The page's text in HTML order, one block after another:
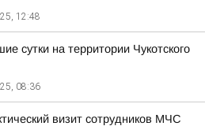
12:48
сутки на территории Чукотского
08:36
визит сотрудников МЧС